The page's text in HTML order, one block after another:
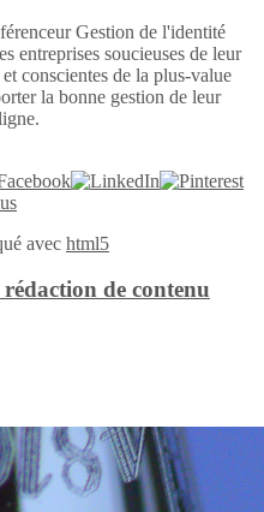
Gestion de l'identité
entreprises soucieuses de leur
conscientes de la plus-value
la bonne gestion de leur
avec html5
de contenu